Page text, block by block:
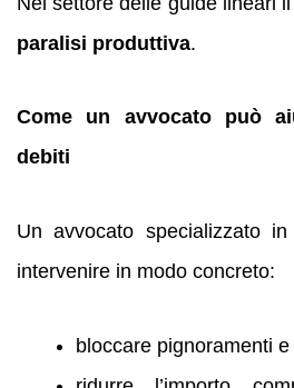
paralisi produttiva.
Come un avvocato può
debiti
Un avvocato specializzato
intervenire in modo concreto:
bloccare pignoramenti